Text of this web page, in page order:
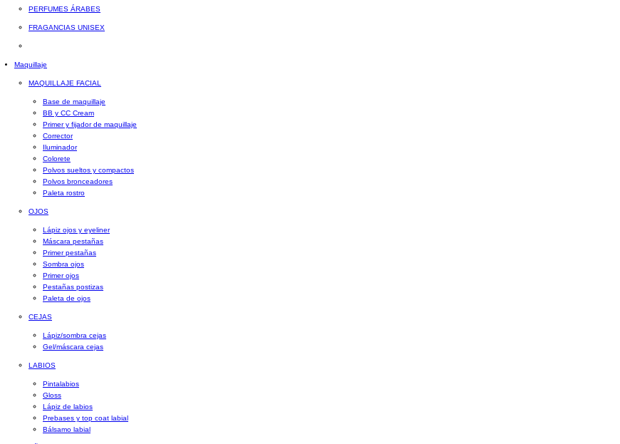
PERFUMES ÁRABES
FRAGANCIAS UNISEX
Maquillaje
MAQUILLAJE FACIAL
Base de maquillaje
BB y CC Cream
Primer y fijador de maquillaje
Corrector
Iluminador
Colorete
Polvos sueltos y compactos
Polvos bronceadores
Paleta rostro
OJOS
Lápiz ojos y eyeliner
Máscara pestañas
Primer pestañas
Sombra ojos
Primer ojos
Pestañas postizas
Paleta de ojos
CEJAS
Lápiz/sombra cejas
Gel/máscara cejas
LABIOS
Pintalabios
Gloss
Lápiz de labios
Prebases y top coat labial
Bálsamo labial